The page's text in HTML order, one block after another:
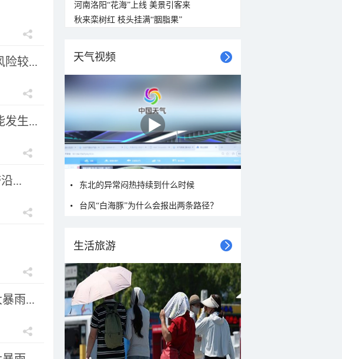
险较...
发生...
...
雨...
河南洛阳“花海”上线 美景引客来
秋来栾树红 枝头挂满“胭脂果”
天气视频
东北的异常闷热持续到什么时候
台风“白海豚”为什么会报出两条路径？
生活旅游